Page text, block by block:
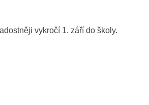
vykročí 1. září do školy.